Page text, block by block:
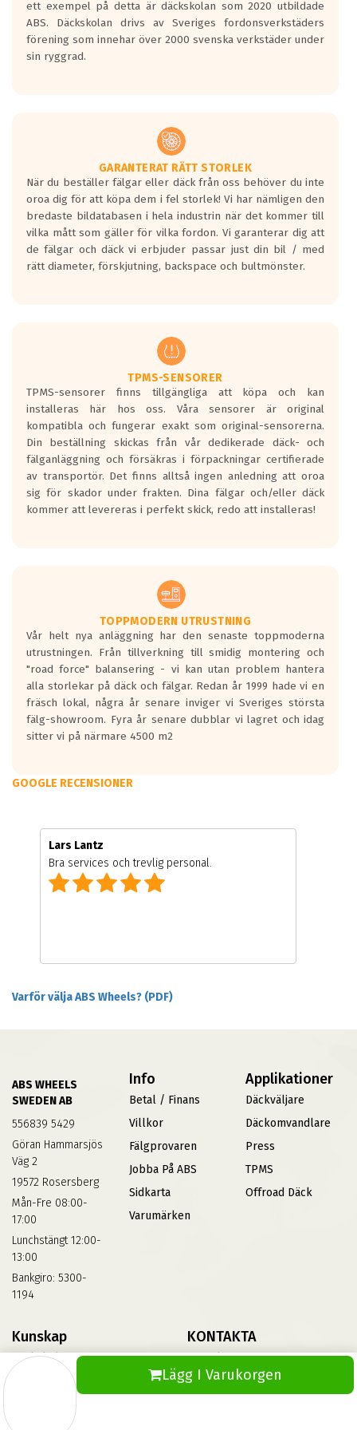
Lägg I Varukorgen
ett exempel på detta är däckskolan som 2020 utbildade
ABS. Däckskolan drivs av Sveriges fordonsverkstäders
förening som innehar över 2000 svenska verkstäder under
sin ryggrad.
GARANTERAT RÄTT STORLEK
När du beställer fälgar eller däck från oss behöver du inte
oroa dig för att köpa dem i fel storlek! Vi har nämligen den
bredaste bildatabasen i hela industrin när det kommer till
vilka mått som gäller för vilka fordon. Vi garanterar dig att
de fälgar och däck vi erbjuder passar just din bil / med
rätt diameter, förskjutning, backspace och bultmönster.
TPMS-SENSORER
TPMS-sensorer finns tillgängliga att köpa och kan
installeras här hos oss. Våra sensorer är original
kompatibla och fungerar exakt som original-sensorerna.
Din beställning skickas från vår dedikerade däck- och
fälganläggning och försäkras i förpackningar certifierade
av transportör. Det finns alltså ingen anledning att oroa
sig för skador under frakten. Dina fälgar och/eller däck
kommer att levereras i perfekt skick, redo att installeras!
TOPPMODERN UTRUSTNING
Vår helt nya anläggning har den senaste toppmoderna
utrustningen. Från tillverkning till smidig montering och
"road force" balansering - vi kan utan problem hantera
alla storlekar på däck och fälgar. Redan år 1999 hade vi en
fräsch lokal, några år senare inviger vi Sveriges största
fälg-showroom. Fyra år senare dubblar vi lagret och idag
sitter vi på närmare 4500 m2
GOOGLE RECENSIONER
Lars Lantz
Bra services och trevlig personal.
Varför välja ABS Wheels? (PDF)
ABS WHEELS
SWEDEN AB
556839 5429
Göran Hammarsjös
Väg 2
19572 Rosersberg
Mån-Fre 08:00-
17:00
Lunchstängt 12:00-
13:00
Bankgiro: 5300-
1194
Info
Betal / Finans
Villkor
Fälgprovaren
Jobba På ABS
Sidkarta
Varumärken
Applikationer
Däckväljare
Däckomvandlare
Press
TPMS
Offroad Däck
Kunskap
Däckskola
KONTAKTA
Kontakta Oss
Vinterdäck